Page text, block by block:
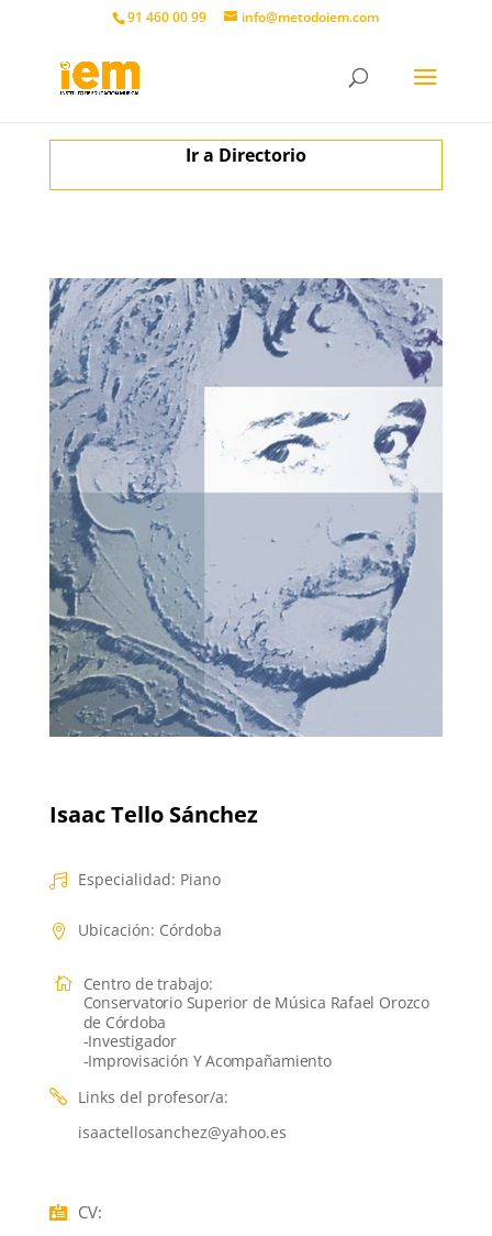
91 460 00 99 info@metodoiem.com
Ir a Directorio
Isaac Tello Sánchez
Especialidad: Piano
Ubicación: Córdoba
Centro de trabajo:
Conservatorio Superior de Música Rafael Orozco
de Córdoba
-Investigador
-Improvisación Y Acompañamiento
Links del profesor/a:
isaactellosanchez@yahoo.es
CV: